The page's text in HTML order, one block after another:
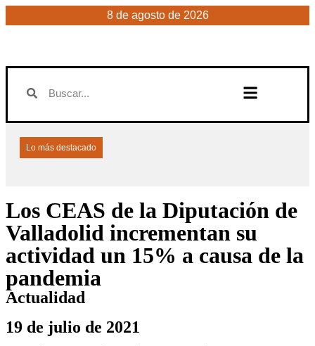
8 de agosto de 2026
Lo más destacado
Los CEAS de la Diputación de
Valladolid incrementan su
actividad un 15% a causa de la
pandemia
Actualidad
19 de julio de 2021